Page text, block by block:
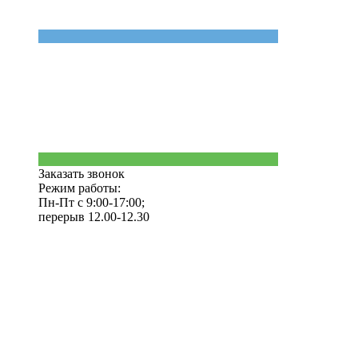
Заказать звонок
Режим работы:
Пн-Пт с 9:00-17:00;
перерыв 12.00-12.30